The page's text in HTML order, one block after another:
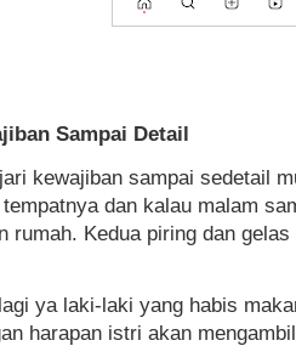
Sampai Detail
kewajiban sampai sedetail
dan kalau malam
rumah. Kedua piring dan
ya laki-laki yang habis
harapan istri akan